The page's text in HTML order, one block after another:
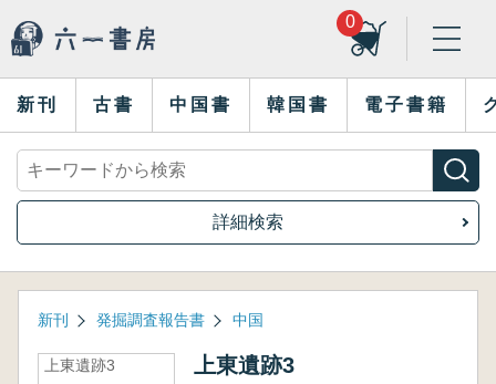
0
新刊 古書 中国書 韓国書 電子書籍
詳細検索
新刊 発掘調査報告書 中国
上東遺跡3 上東遺跡3